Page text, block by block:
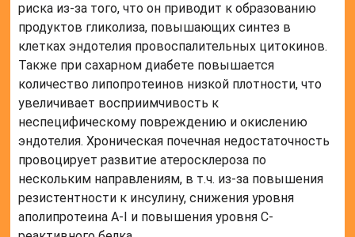
риска из-за того, что он приводит к образованию
продуктов гликолиза, повышающих синтез в
клетках эндотелия провоспалительных цитокинов.
Также при сахарном диабете повышается
количество липопротеинов низкой плотности, что
увеличивает восприимчивость к
неспецифическому повреждению и окислению
эндотелия. Хроническая почечная недостаточность
провоцирует развитие атеросклероза по
нескольким направлениям, в т.ч. из-за повышения
резистентности к инсулину, снижения уровня
аполипротеина А-I и повышения уровня С-